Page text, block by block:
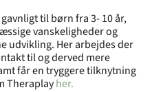
til børn fra 3- 10 år,
vanskeligheder og
udvikling. Her arbejdes der
til og derved mere
får en tryggere tilknytning
Theraplayher.